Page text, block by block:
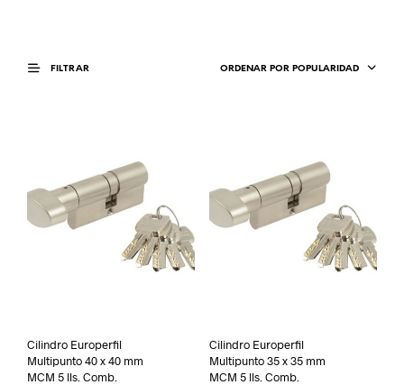
FILTRAR ORDENAR POR POPULARIDAD
Cilindro Europerfil
Multipunto 40 x 40 mm
MCM 5 lls. Comb.
Cilindro Europerfil
Multipunto 35 x 35 mm
MCM 5 lls. Comb.